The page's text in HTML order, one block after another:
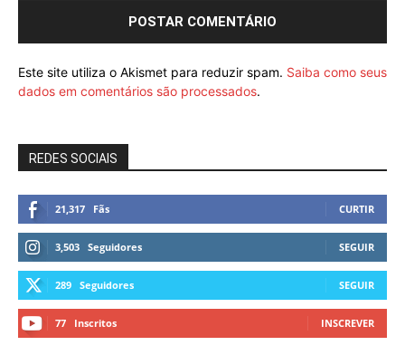
Este site utiliza o Akismet para reduzir spam. Saiba como seus
dados em comentários são processados.
REDES SOCIAIS
21,317 Fãs CURTIR
3,503 Seguidores SEGUIR
289 Seguidores SEGUIR
77 Inscritos INSCREVER